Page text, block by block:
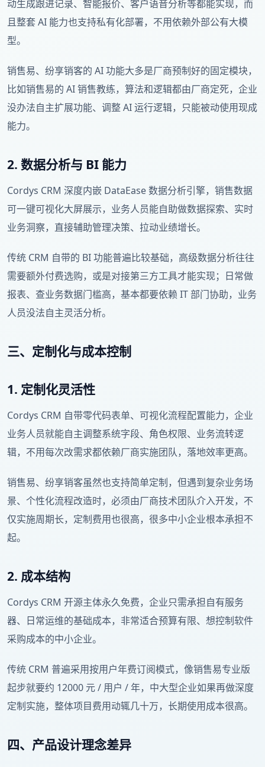
动生成跟进记录、智能报价、客户语音分析等都能实现，而
且整套 AI 能力也支持私有化部署，不用依赖外部公有大模
型。
销售易、纷享销客的 AI 功能大多是厂商预制好的固定模块，
比如销售易的 AI 销售教练，算法和逻辑都由厂商定死，企业
没办法自主扩展功能、调整 AI 运行逻辑，只能被动使用现成
能力。
2. 数据分析与 BI 能力
Cordys CRM 深度内嵌 DataEase 数据分析引擎，销售数据
可一键可视化大屏展示，业务人员能自助做数据探索、实时
业务洞察，直接辅助管理决策、拉动业绩增长。
传统 CRM 自带的 BI 功能普遍比较基础，高级数据分析往往
需要额外付费选购，或是对接第三方工具才能实现；日常做
报表、查业务数据门槛高，基本都要依赖 IT 部门协助，业务
人员没法自主灵活分析。
三、定制化与成本控制
1. 定制化灵活性
Cordys CRM 自带零代码表单、可视化流程配置能力，企业
业务人员就能自主调整系统字段、角色权限、业务流转逻
辑，不用每次改需求都依赖厂商实施团队，落地效率更高。
销售易、纷享销客虽然也支持简单定制，但遇到复杂业务场
景、个性化流程改造时，必须由厂商技术团队介入开发，不
仅实施周期长，定制费用也很高，很多中小企业根本承担不
起。
2. 成本结构
Cordys CRM 开源主体永久免费，企业只需承担自有服务
器、日常运维的基础成本，非常适合预算有限、想控制软件
采购成本的中小企业。
传统 CRM 普遍采用按用户年费订阅模式，像销售易专业版
起步就要约 12000 元 / 用户 / 年，中大型企业如果再做深度
定制实施，整体项目费用动辄几十万，长期使用成本很高。
四、产品设计理念差异